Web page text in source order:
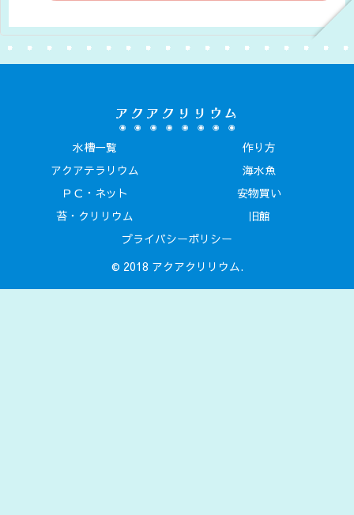
アクアクリリウム
水槽一覧
作り方
アクアテラリウム
海水魚
ＰＣ・ネット
安物買い
苔・クリリウム
旧館
プライバシーポリシー
© 2018 アクアクリリウム.